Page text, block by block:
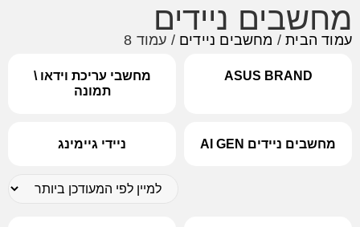
מחשבים ניידים
עמוד הבית/ מחשבים ניידים / עמוד 8
ASUS BRAND
מחשבי עריכת וידאו \
תמונה
מחשבים ניידים AI GEN ניידי גיימינג